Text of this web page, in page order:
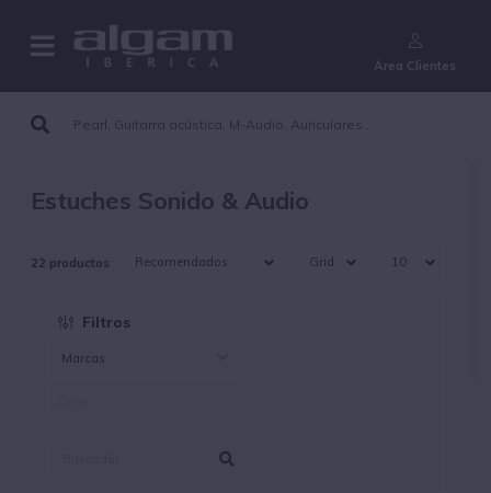
Área Clientes
Estuches Sonido & Audio
22 productos
Filtros
Marcas